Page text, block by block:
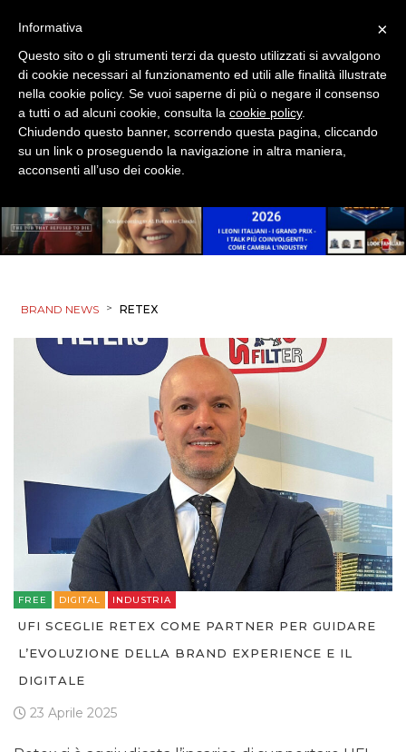
BRAND NEWS > RETEX
FREE DIGITAL INDUSTRIA
UFI SCEGLIE RETEX COME PARTNER PER GUIDARE
L’EVOLUZIONE DELLA BRAND EXPERIENCE E IL
DIGITALE
23 Aprile 2025
×
Informativa
Questo sito o gli strumenti terzi da questo utilizzati si avvalgono
di cookie necessari al funzionamento ed utili alle finalità illustrate
nella cookie policy. Se vuoi saperne di più o negare il consenso
a tutti o ad alcuni cookie, consulta la cookie policy.
Chiudendo questo banner, scorrendo questa pagina, cliccando
su un link o proseguendo la navigazione in altra maniera,
acconsenti all’uso dei cookie.